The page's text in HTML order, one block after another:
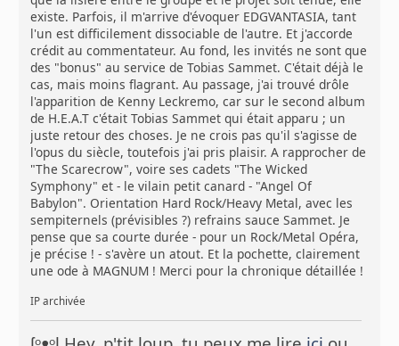
existe. Parfois, il m'arrive d'évoquer EDGVANTASIA, tant
l'un est difficilement dissociable de l'autre. Et j'accorde
crédit au commentateur. Au fond, les invités ne sont que
des "bonus" au service de Tobias Sammet. C'était déjà le
cas, mais moins flagrant. Au passage, j'ai trouvé drôle
l'apparition de Kenny Leckremo, car sur le second album
de H.E.A.T c'était Tobias Sammet qui était apparu ; un
juste retour des choses. Je ne crois pas qu'il s'agisse de
l'opus du siècle, toutefois j'ai pris plaisir. A rapprocher de
"The Scarecrow", voire ses cadets "The Wicked
Symphony" et - le vilain petit canard - "Angel Of
Babylon". Orientation Hard Rock/Heavy Metal, avec les
sempiternels (prévisibles ?) refrains sauce Sammet. Je
pense que sa courte durée - pour un Rock/Metal Opéra,
je précise ! - s'avère un atout. Et la pochette, clairement
une ode à MAGNUM ! Merci pour la chronique détaillée !
IP archivée